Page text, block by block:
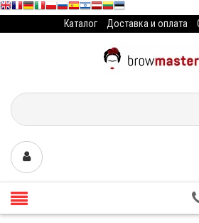
Каталог Доставка и оплата